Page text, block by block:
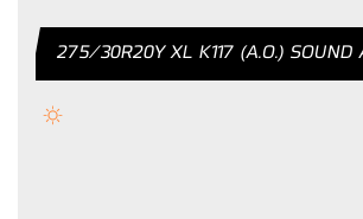
275/30R20Y XL K117 (Α.Ο.) SOUND